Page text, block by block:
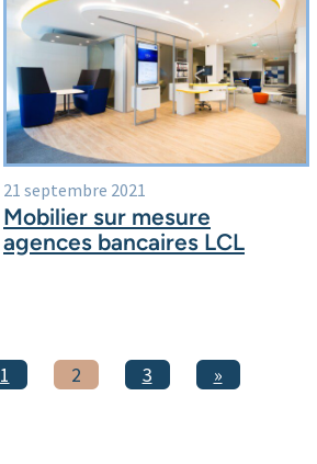
21 septembre 2021
Mobilier sur mesure
agences bancaires LCL
1 2 3 »